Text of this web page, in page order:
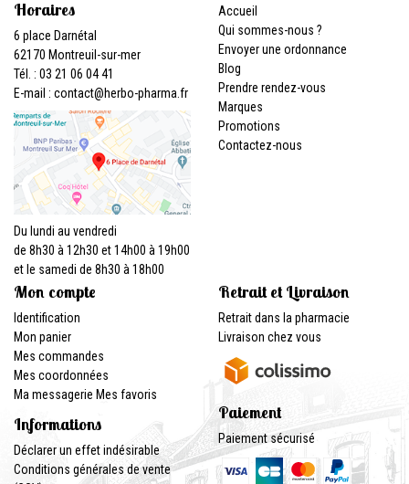
Horaires
6 place Darnétal
62170 Montreuil-sur-mer
Tél. : 03 21 06 04 41
E-mail : contact@herbo-pharma.fr
Du lundi au vendredi
de 8h30 à 12h30 et 14h00 à 19h00
et le samedi de 8h30 à 18h00
Accueil
Qui sommes-nous ?
Envoyer une ordonnance
Blog
Prendre rendez-vous
Marques
Promotions
Contactez-nous
Mon compte
Identification
Mon panier
Mes commandes
Mes coordonnées
Ma messagerie Mes favoris
Informations
Déclarer un effet indésirable
Conditions générales de vente
Retrait et Livraison
Retrait dans la pharmacie
Livraison chez vous
Paiement
Paiement sécurisé